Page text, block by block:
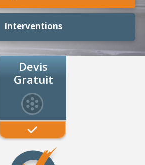
Interventions
Devis
Gratuit